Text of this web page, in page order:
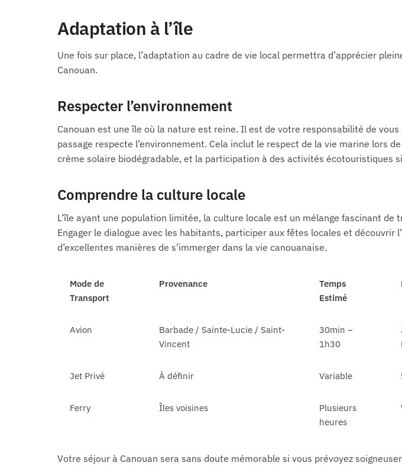
Adaptation à l’île
Une fois sur place, l’adaptation au cadre de vie local permettra d’apprécier
Canouan.
Respecter l’environnement
Canouan est une île où la nature est reine. Il est de votre responsabilité de
passage respecte l’environnement. Cela inclut le respect de la vie marine lors de
crème solaire biodégradable, et la participation à des activités écotouristiques
Comprendre la culture locale
L’île ayant une population limitée, la culture locale est un mélange fascinant de
Engager le dialogue avec les habitants, participer aux fêtes locales et découvrir
d’excellentes manières de s’immerger dans la vie canouanaise.
Mode de
Transport
Provenance
Temps
Estimé
Avion
Barbade / Sainte-Lucie / Saint-
Vincent
30min –
1h30
Jet Privé À définir Variable
Ferry Îles voisines
Plusieurs
heures
Votre séjour à Canouan sera sans doute mémorable si vous prévoyez